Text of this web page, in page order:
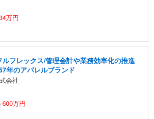
万円
フレックス/管理会計や業務効率化の推進
年のアパレルブランド
会社
600万円